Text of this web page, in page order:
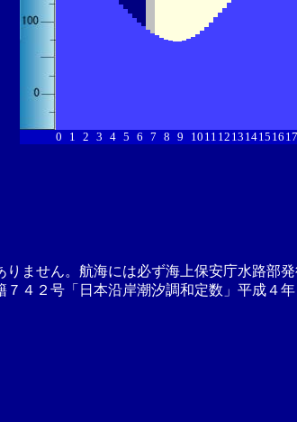
0 1 2 3 4 5 6 7 8 9 10 11 12 13 1415 16 17
ません。航海には必ず海上保安庁水路部
４２号「日本沿岸潮汐調和定数」平成４